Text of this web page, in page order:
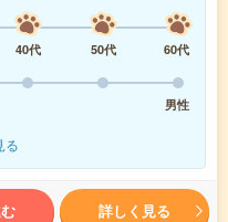
40代 50代
60代
男性
る
詳しく見る